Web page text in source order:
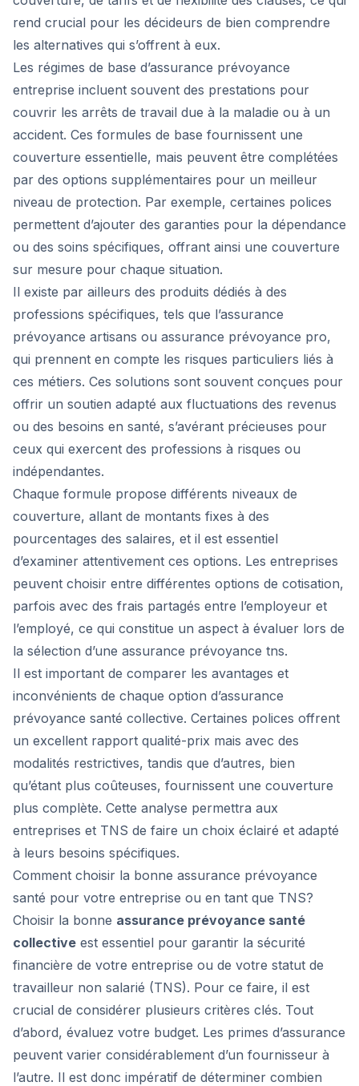
rend crucial pour les décideurs de bien comprendre
les alternatives qui s’offrent à eux.
Les régimes de base d’assurance prévoyance
entreprise incluent souvent des prestations pour
couvrir les arrêts de travail due à la maladie ou à un
accident. Ces formules de base fournissent une
couverture essentielle, mais peuvent être complétées
par des options supplémentaires pour un meilleur
niveau de protection. Par exemple, certaines polices
permettent d’ajouter des garanties pour la dépendance
ou des soins spécifiques, offrant ainsi une couverture
sur mesure pour chaque situation.
Il existe par ailleurs des produits dédiés à des
professions spécifiques, tels que l’assurance
prévoyance artisans ou assurance prévoyance pro,
qui prennent en compte les risques particuliers liés à
ces métiers. Ces solutions sont souvent conçues pour
offrir un soutien adapté aux fluctuations des revenus
ou des besoins en santé, s’avérant précieuses pour
ceux qui exercent des professions à risques ou
indépendantes.
Chaque formule propose différents niveaux de
couverture, allant de montants fixes à des
pourcentages des salaires, et il est essentiel
d’examiner attentivement ces options. Les entreprises
peuvent choisir entre différentes options de cotisation,
parfois avec des frais partagés entre l’employeur et
l’employé, ce qui constitue un aspect à évaluer lors de
la sélection d’une assurance prévoyance tns.
Il est important de comparer les avantages et
inconvénients de chaque option d’assurance
prévoyance santé collective. Certaines polices offrent
un excellent rapport qualité-prix mais avec des
modalités restrictives, tandis que d’autres, bien
qu’étant plus coûteuses, fournissent une couverture
plus complète. Cette analyse permettra aux
entreprises et TNS de faire un choix éclairé et adapté
à leurs besoins spécifiques.
Comment choisir la bonne assurance prévoyance
santé pour votre entreprise ou en tant que TNS?
Choisir la bonne assurance prévoyance santé
collective est essentiel pour garantir la sécurité
financière de votre entreprise ou de votre statut de
travailleur non salarié (TNS). Pour ce faire, il est
crucial de considérer plusieurs critères clés. Tout
d’abord, évaluez votre budget. Les primes d’assurance
peuvent varier considérablement d’un fournisseur à
l’autre. Il est donc impératif de déterminer combien